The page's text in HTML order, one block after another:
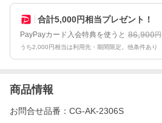
合計5,000円相当プレゼント！
PayPayカード入会特典を使うと 86,900円
うち2,000円相当は利用先・期間限定。他条件あり
商品情報
お問合せ品番：CG-AK-2306S